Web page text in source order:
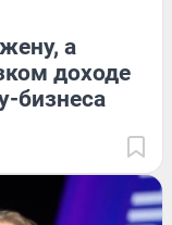
а
доходе
бизнеса